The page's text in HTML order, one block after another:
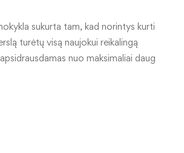
sukurta tam, kad norintys kurti
turėtų visą naujokui reikalingą
nuo maksimaliai daug